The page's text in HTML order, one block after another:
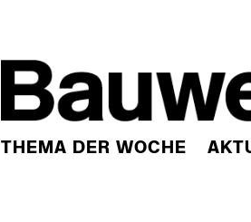
THEMA DER WOCHE